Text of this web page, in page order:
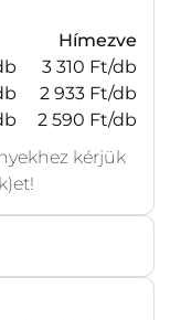
Hímezve
3 310 Ft/db
2 933 Ft/db
2 590 Ft/db
kérjük